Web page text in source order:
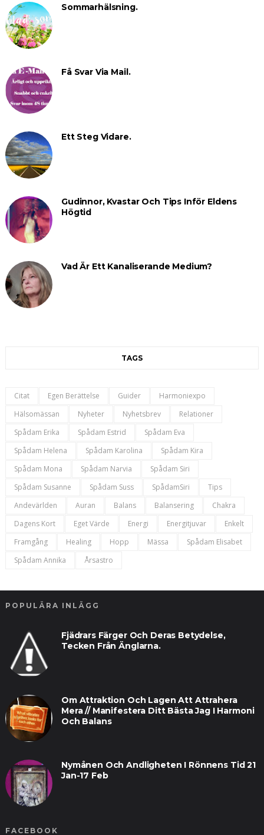
Sommarhälsning.
Få Svar Via Mail.
Ett Steg Vidare.
Gudinnor, Kvastar Och Tips Inför Eldens
Högtid
Vad Är Ett Kanaliserande Medium?
TAGS
Citat Egen Berättelse Guider
Harmoniexpo
Hälsomässan
Nyheter Nyhetsbrev
Relationer
Spådam Erika
Spådam Estrid
Spådam Eva
Spådam Helena
Spådam Karolina
Spådam Kira
Spådam Mona
Spådam Narvia
Spådam Siri
Spådam Susanne
Spådam Suss SpådamSiri
Tips
Andevärlden
Auran Balans Balansering
Chakra
Dagens Kort
Eget Värde Energi Energitjuvar
Enkelt
Framgång
Healing Hopp Mässa
Spådam Elisabet
Spådam Annika
Årsastro
POPULÄRA INLÄGG
Fjädrars Färger Och Deras Betydelse,
Tecken Från Änglarna.
Om Attraktion Och Lagen Att Attrahera
Mera // Manifestera Ditt Bästa Jag I Harmoni
Och Balans
Nymånen Och Andligheten I Rönnens Tid 21
Jan-17 Feb
FACEBOOK